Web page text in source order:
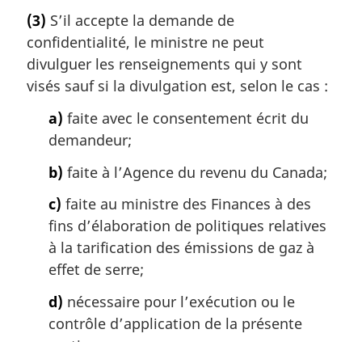
t
e
m
a
(3) S’il accepte la demande de
confidentialité, le ministre ne peut
divulguer les renseignements qui y sont
visés sauf si la divulgation est, selon le cas :
a) faite avec le consentement écrit du
demandeur;
b) faite à l’Agence du revenu du Canada;
c) faite au ministre des Finances à des
fins d’élaboration de politiques relatives
à la tarification des émissions de gaz à
effet de serre;
d) nécessaire pour l’exécution ou le
contrôle d’application de la présente